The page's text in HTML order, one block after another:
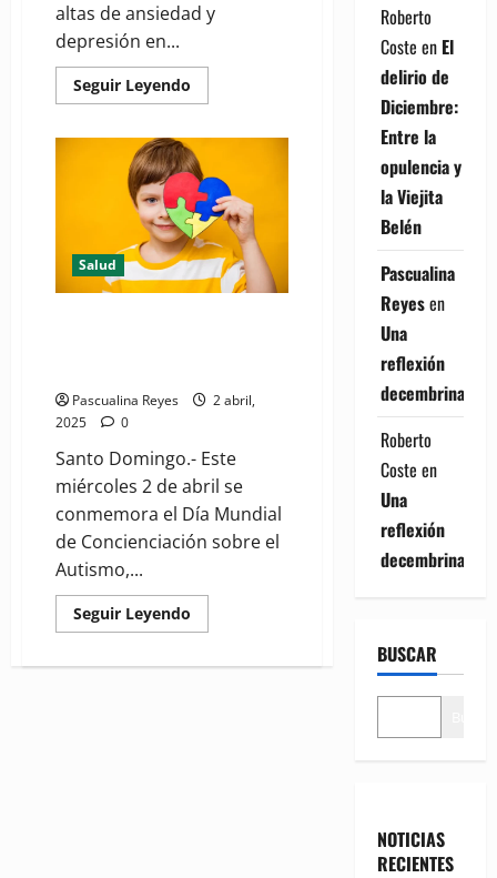
altas de ansiedad y
depresión en...
Seguir Leyendo
more
universitarios
con
autismo
tienen
tasas
mucho
más
altas
de
ansiedad
Salud
Pascualina Reyes
2 abril,
2025
0
Santo Domingo.- Este
miércoles 2 de abril se
conmemora el Día Mundial
de Concienciación sobre el
Autismo,...
Seguir Leyendo
more
Mundial
Roberto
Coste en El
delirio de
Diciembre:
Entre la
opulencia y
la Viejita
Belén
Pascualina
Reyesen
Una
reflexión
decembrina
Roberto
Coste en
Una
reflexión
decembrina
BUSCAR
NOTICIAS
RECIENTES